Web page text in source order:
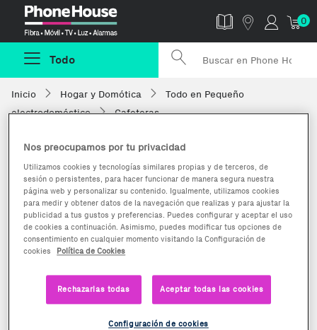
0
Todo
Inicio Hogar y Domótica
Todo en Pequeño
electrodoméstico
Cafeteras
Nos preocupamos por tu privacidad
Utilizamos cookies y tecnologías similares propias y de terceros, de
sesión o persistentes, para hacer funcionar de manera segura nuestra
página web y personalizar su contenido. Igualmente, utilizamos cookies
para medir y obtener datos de la navegación que realizas y para ajustar la
publicidad a tus gustos y preferencias. Puedes configurar y aceptar el uso
de cookies a continuación. Asimismo, puedes modificar tus opciones de
consentimiento en cualquier momento visitando la Configuración de
cookies
Política de Cookies
Rechazarlas todas Aceptar todas las cookies
Configuración de cookies